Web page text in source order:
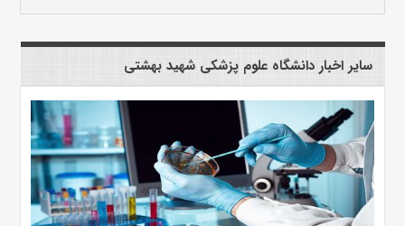
سایر اخبار دانشگاه علوم پزشکی شهید بهشتی